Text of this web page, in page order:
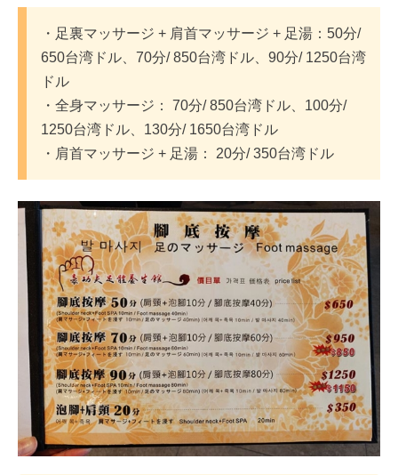
・足裏マッサージ + 肩首マッサージ + 足湯：50分/
650台湾ドル、70分/ 850台湾ドル、90分/ 1250台湾
ドル
・全身マッサージ： 70分/ 850台湾ドル、100分/
1250台湾ドル、130分/ 1650台湾ドル
・肩首マッサージ + 足湯： 20分/ 350台湾ドル